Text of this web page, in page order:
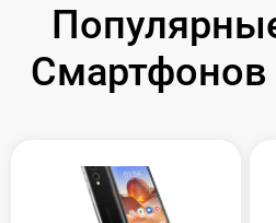
Смартфонов